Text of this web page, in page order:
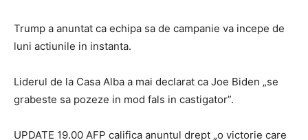
Trump a anuntat ca echipa sa de campanie va incepe de
luni actiunile in instanta.
Liderul de la Casa Alba a mai declarat ca Joe Biden „se
grabeste sa pozeze in mod fals in castigator”.
UPDATE 19.00 AFP califica anuntul drept „o victorie care